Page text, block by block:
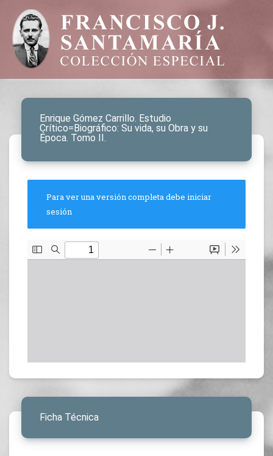
Enrique Gómez Carrillo. Estudio
Crítico=Biográfico: Su vida, su Obra y su
Época. Tomo II.
Para ver una versión completa debe iniciar
sesión
Ficha Técnica